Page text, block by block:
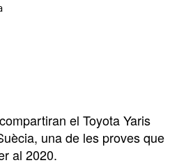
el Toyota Yaris
una de les proves que
al 2020.